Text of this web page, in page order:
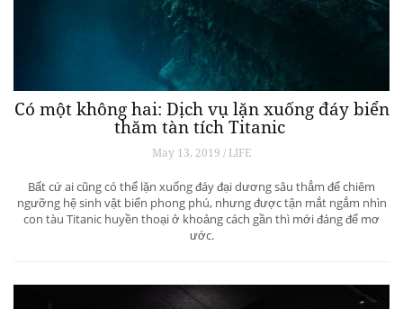
Có một không hai: Dịch vụ lặn xuống đáy biển
thăm tàn tích Titanic
May 13, 2019 / LIFE
Bất cứ ai cũng có thể lặn xuống đáy đại dương sâu thẳm để chiêm
ngưỡng hệ sinh vật biển phong phú, nhưng được tận mắt ngắm nhìn
con tàu Titanic huyền thoại ở khoảng cách gần thì mới đáng để mơ
ước.